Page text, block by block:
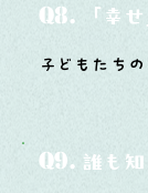
Q8. 「幸
子どもたち
Q9. 誰も